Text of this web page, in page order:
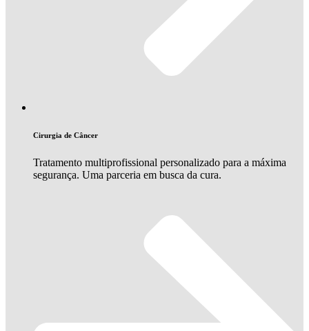
Cirurgia de Câncer
Tratamento multiprofissional personalizado para a máxima
segurança. Uma parceria em busca da cura.